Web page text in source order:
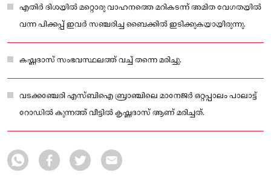
എതിർ ദിശയിൽ മറ്റൊരു വാഹനത്തെ മറികടന്ന് അമിത വേഗതയിൽ
വന്ന പിക്കപ്പ് ഇവർ സഞ്ചരിച്ച ബൈക്കിൽ ഇടിക്കുകയായിരുന്നു.
കഷ്ണദാസ് സംഭവസ്ഥലത്ത് വച്ച് തന്നെ മരിച്ചു.
വടക്കഞ്ചേരി എസ്ബിഐ ബ്രാഞ്ചിലെ മാനേജർ ഒറ്റപ്പാലം പാലാട്ട്
റോഡിൽ കുന്നത്ത് വീട്ടിൽ കൃഷ്ണദാസ് ആണ് മരിച്ചത്.